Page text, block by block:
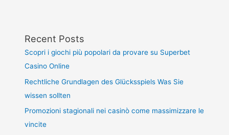
Recent Posts
Scopri i giochi più popolari da provare su Superbet
Casino Online
Rechtliche Grundlagen des Glücksspiels Was Sie
wissen sollten
Promozioni stagionali nei casinò come massimizzare le
vincite